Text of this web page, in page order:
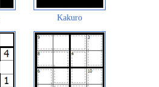
Kakuro